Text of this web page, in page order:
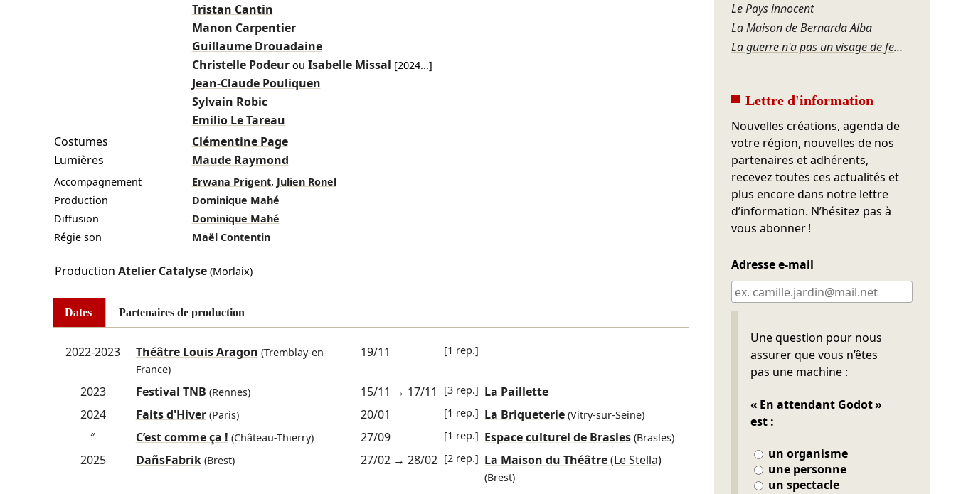
Tristan Cantin
Manon Carpentier
Guillaume Drouadaine
Christelle Podeur ou Isabelle Missal [2024...]
Jean-Claude Pouliquen
Sylvain Robic
Emilio Le Tareau
Costumes
Clémentine Page
Lumières
Maude Raymond
Accompagnement Erwana Prigent, Julien Ronel
Production
Dominique Mahé
Diffusion
Dominique Mahé
Régie son
Maël Contentin
Production Atelier Catalyse(Morlaix)
Dates Partenaires de production
2022-2023 Théâtre Louis Aragon (Tremblay-en-
France)
19/11 [1 rep.]
2023 Festival TNB (Rennes) 15/11 → 17/11 [3 rep.] La Paillette
2024
Faits d'Hiver(Paris) 20/01 [1 rep.] La Briqueterie (Vitry-sur-Seine)
″ C’est comme ça ! (Château-Thierry) 27/09 [1 rep.] Espace culturel de Brasles (Brasles)
2025 DañsFabrik(Brest) 27/02→ 28/02 [2 rep.] La Maison du Théâtre(Le Stella)
(Brest)
Le Pays innocent
La Maison de Bernarda Alba
La guerre n'a pas un visage de femme
Lettre d'information
Nouvelles créations, agenda de
votre région, nouvelles de nos
partenaires et adhérents,
recevez toutes ces actualités et
plus encore dans notre lettre
d’information. N’hésitez pas à
vous abonner !
Adresse e-mail
Une question pour nous
assurer que vous n’êtes
pas une machine :
« En attendant Godot »
est :
un organisme
une personne
un spectacle
Ne pas remplir